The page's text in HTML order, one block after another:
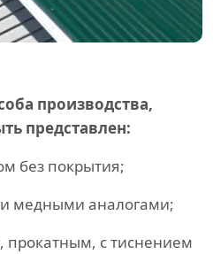
производства,
представлен:
без покрытия;
медными аналогами;
с тиснением